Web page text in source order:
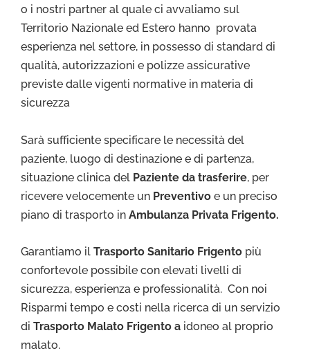
o i nostri partner al quale ci avvaliamo sul
Territorio Nazionale ed Estero hanno provata
esperienza nel settore, in possesso di standard di
qualità, autorizzazioni e polizze assicurative
previste dalle vigenti normative in materia di
sicurezza
Sarà sufficiente specificare le necessità del
paziente, luogo di destinazione e di partenza,
situazione clinica del Paziente da trasferire, per
ricevere velocemente un Preventivo e un preciso
piano di trasporto in Ambulanza Privata Frigento.
Garantiamo il Trasporto Sanitario Frigento più
confortevole possibile con elevati livelli di
sicurezza, esperienza e professionalità. Con noi
Risparmi tempo e costi nella ricerca di un servizio
di Trasporto Malato Frigento a idoneo al proprio
malato.